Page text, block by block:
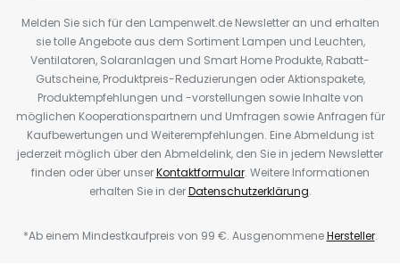
Melden Sie sich für den Lampenwelt.de Newsletter an und erhalten
sie tolle Angebote aus dem Sortiment Lampen und Leuchten,
Ventilatoren, Solaranlagen und Smart Home Produkte, Rabatt-
Gutscheine, Produktpreis-Reduzierungen oder Aktionspakete,
Produktempfehlungen und -vorstellungen sowie Inhalte von
möglichen Kooperationspartnern und Umfragen sowie Anfragen für
Kaufbewertungen und Weiterempfehlungen. Eine Abmeldung ist
jederzeit möglich über den Abmeldelink, den Sie in jedem Newsletter
finden oder über unserKontaktformular. Weitere Informationen
erhalten Sie in derDatenschutzerklärung.
*Ab einem Mindestkaufpreis von 99 €. AusgenommeneHersteller.